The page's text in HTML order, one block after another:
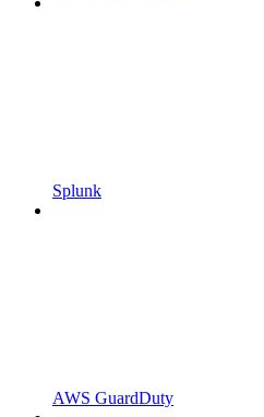
Splunk
AWS GuardDuty